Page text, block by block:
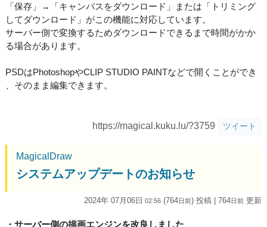
「保存」→「キャンバスをダウンロード」または「トリミング
してダウンロード」がこの機能に対応しています。
サーバー側で変換するためダウンロードできるまで時間がかか
る場合があります。
PSDはPhotoshopやCLIP STUDIO PAINTなどで開くことができ
、そのまま編集できます。
https://magical.kuku.lu/?3759 ツイート
MagicalDraw
システムアップデートのお知らせ
2024年 07月06日 02:56 (764日前) 投稿 | 764日前 更新
・サーバー側の描画エンジンを改良しました